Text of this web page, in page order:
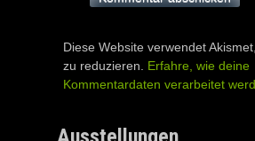
Diese Website verwendet
zu reduzieren. Erfahre, wie deine
Kommentardaten verarbeitet